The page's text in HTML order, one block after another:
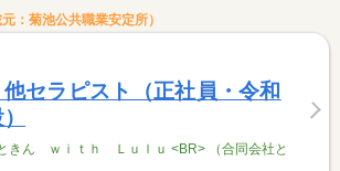
：菊池公共職業安定所）
セラピスト（正社員・令和
きん ｗｉｔｈ Ｌｕｌｕ <BR> （合同会社と